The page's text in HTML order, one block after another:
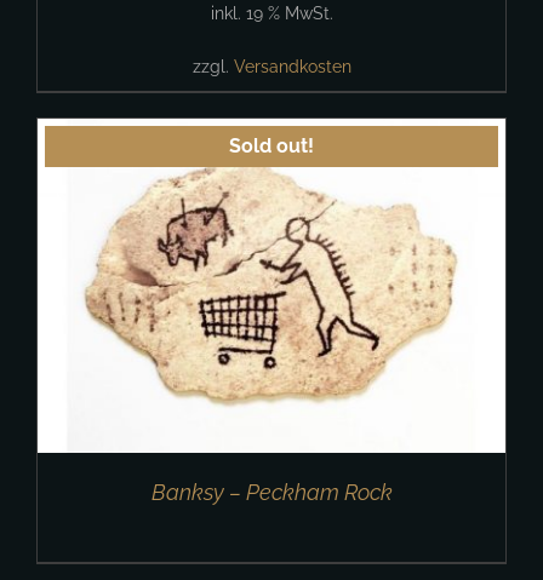
inkl. 19 % MwSt.
zzgl. Versandkosten
Sold out!
Banksy – Peckham Rock